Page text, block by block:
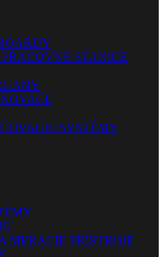
STANICE
SYSTÉMY
MERACIE PRÍSTROJE